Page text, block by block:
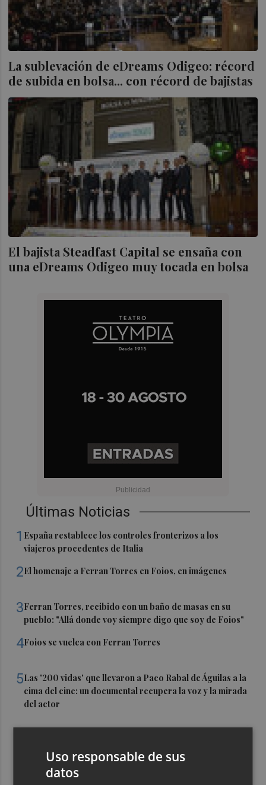
La sublevación de eDreams Odigeo: récord
de subida en bolsa... con récord de bajistas
El bajista Steadfast Capital se ensaña con
una eDreams Odigeo muy tocada en bolsa
Últimas Noticias
1 España restablece los controles fronterizos a los
viajeros procedentes de Italia
2El homenaje a Ferran Torres en Foios, en imágenes
3Ferran Torres, recibido con un baño de masas en su
pueblo: "Allá donde voy siempre digo que soy de Foios"
4Foios se vuelca con Ferran Torres
5Las '200 vidas' que llevaron a Paco Rabal de Águilas a la
cima del cine: un documental recupera la voz y la mirada
del actor
Uso responsable de sus
datos